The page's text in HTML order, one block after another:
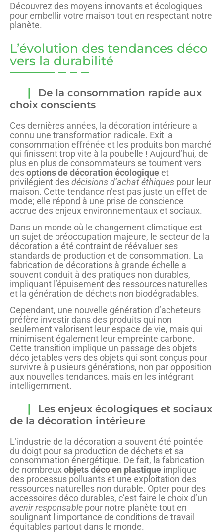
Découvrez des moyens innovants et écologiques
pour embellir votre maison tout en respectant notre
planète.
L’évolution des tendances déco
vers la durabilité
De la consommation rapide aux
choix conscients
Ces dernières années, la décoration intérieure a
connu une transformation radicale. Exit la
consommation effrénée et les produits bon marché
qui finissent trop vite à la poubelle ! Aujourd’hui, de
plus en plus de consommateurs se tournent vers
desoptions de décoration écologiqueet
privilégient desdécisions d’achat éthiques pour leur
maison. Cette tendance n’est pas juste un effet de
mode; elle répond à une prise de conscience
accrue des enjeux environnementaux et sociaux.
Dans un monde où le changement climatique est
un sujet de préoccupation majeure, le secteur de la
décoration a été contraint de réévaluer ses
standards de production et de consommation. La
fabrication de décorations à grande échelle a
souvent conduit à des pratiques non durables,
impliquant l’épuisement des ressources naturelles
et la génération de déchets non biodégradables.
Cependant, une nouvelle génération d’acheteurs
préfère investir dans des produits qui non
seulement valorisent leur espace de vie, mais qui
minimisent également leur empreinte carbone.
Cette transition implique un passage des objets
déco jetables vers des objets qui sont conçus pour
survivre à plusieurs générations, non par opposition
aux nouvelles tendances, mais en les intégrant
intelligemment.
Les enjeux écologiques et sociaux
de la décoration intérieure
L’industrie de la décoration a souvent été pointée
du doigt pour sa production de déchets et sa
consommation énergétique. De fait, la fabrication
de nombreux objets déco en plastique implique
des processus polluants et une exploitation des
ressources naturelles non durable. Opter pour des
accessoires déco durables, c’est faire le choix d’un
avenir responsable pour notre planète tout en
soulignant l’importance de conditions de travail
équitables partout dans le monde.